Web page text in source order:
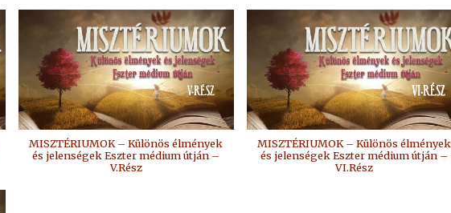
MISZTÉRIUMOK – Különös élmények
és jelenségek Eszter médium útján –
V.Rész
MISZTÉRIUMOK – Különös élmények
és jelenségek Eszter médium útján –
VI.Rész